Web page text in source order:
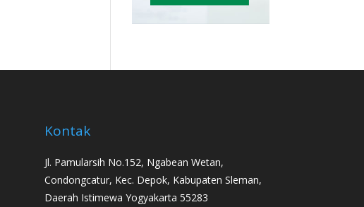
Kontak
Jl. Pamularsih No.152, Ngabean Wetan,
Condongcatur, Kec. Depok, Kabupaten Sleman,
Daerah Istimewa Yogyakarta 55283